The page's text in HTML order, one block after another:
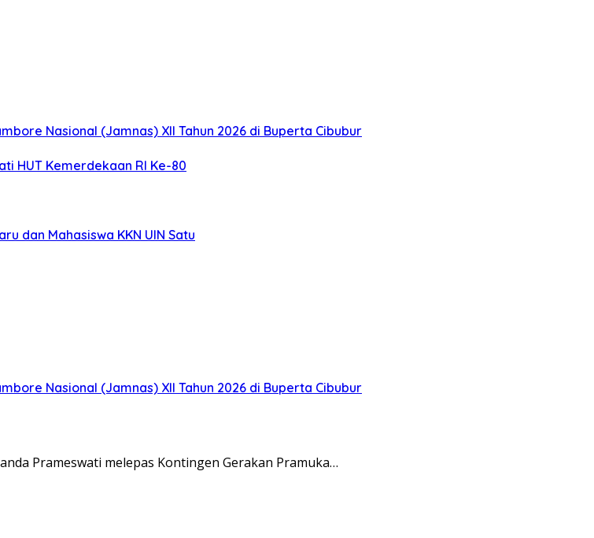
Nasional (Jamnas) XII Tahun 2026 di Buperta Cibubur
HUT Kemerdekaan RI Ke-80
dan Mahasiswa KKN UIN Satu
Nasional (Jamnas) XII Tahun 2026 di Buperta Cibubur
Prameswati melepas Kontingen Gerakan Pramuka…